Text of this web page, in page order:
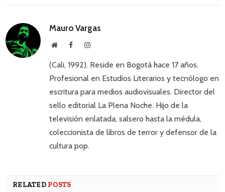
Mauro Vargas
WebsiteFacebookInstagram
(Cali, 1992). Reside en Bogotá hace 17 años.
Profesional en Estudios Literarios y tecnólogo en
escritura para medios audiovisuales. Director del
sello editorial La Plena Noche. Hijo de la
televisión enlatada, salsero hasta la médula,
coleccionista de libros de terror y defensor de la
cultura pop.
RELATED POSTS